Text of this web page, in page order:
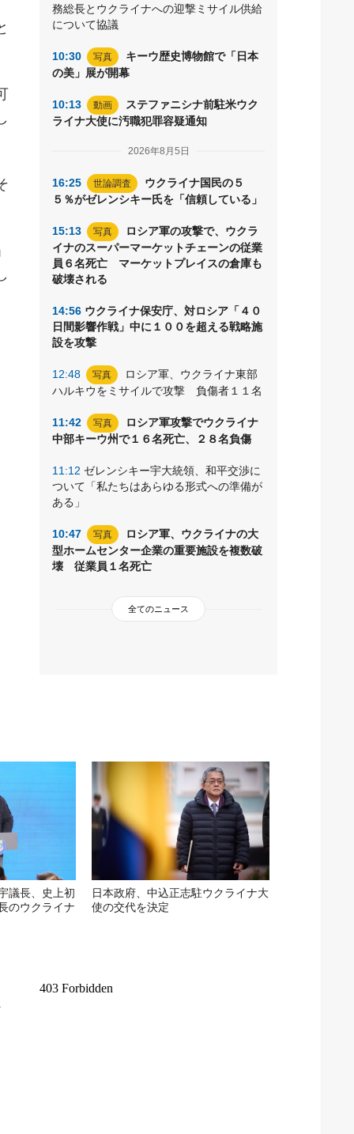
務総長とウクライナへの迎撃ミサイル供給
について協議
10:30 写真
キーウ歴史博物館で「日本
の美」展が開幕
10:13 動画
ステファニシナ前駐米ウク
ライナ大使に汚職犯罪容疑通知
2026年8月5日
16:25 世論調査
ウクライナ国民の５
５％がゼレンシキー氏を「信頼している」
15:13 写真
ロシア軍の攻撃で、ウクラ
イナのスーパーマーケットチェーンの従業
員６名死亡 マーケットプレイスの倉庫も
破壊される
14:56 ウクライナ保安庁、対ロシア「４０
日間影響作戦」中に１００を超える戦略施
設を攻撃
12:48 写真
ロシア軍、ウクライナ東部
ハルキウをミサイルで攻撃 負傷者１１名
11:42 写真
ロシア軍攻撃でウクライナ
中部キーウ州で１６名死亡、２８名負傷
11:12 ゼレンシキー宇大統領、和平交渉に
ついて「私たちはあらゆる形式への準備が
ある」
10:47 写真
ロシア軍、ウクライナの大
型ホームセンター企業の重要施設を複数破
壊 従業員１名死亡
全てのニュース
議長、史上初
のウクライナ
日本政府、中込正志駐ウクライナ大
使の交代を決定